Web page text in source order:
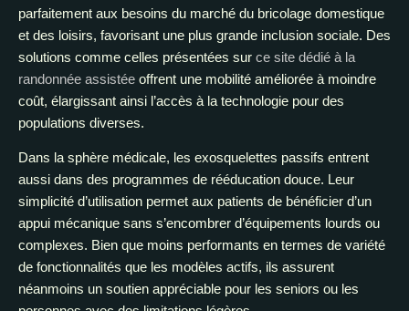
parfaitement aux besoins du marché du bricolage domestique
et des loisirs, favorisant une plus grande inclusion sociale. Des
solutions comme celles présentées sur ce site dédié à la
randonnée assistée offrent une mobilité améliorée à moindre
coût, élargissant ainsi l’accès à la technologie pour des
populations diverses.
Dans la sphère médicale, les exosquelettes passifs entrent
aussi dans des programmes de rééducation douce. Leur
simplicité d’utilisation permet aux patients de bénéficier d’un
appui mécanique sans s’encombrer d’équipements lourds ou
complexes. Bien que moins performants en termes de variété
de fonctionnalités que les modèles actifs, ils assurent
néanmoins un soutien appréciable pour les seniors ou les